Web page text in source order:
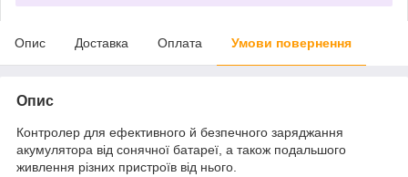
Опис Доставка Оплата Умови повернення
Опис
Контролер для ефективного й безпечного заряджання
акумулятора від сонячної батареї, а також подальшого
живлення різних пристроїв від нього.